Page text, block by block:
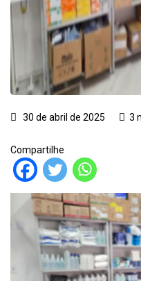
30 de abril de 2025 3
Compartilhe